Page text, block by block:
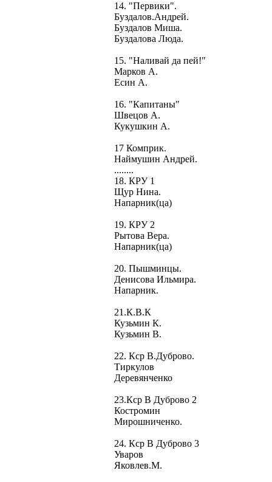
14. "Первики".
Буздалов.Андрей.
Буздалов Миша.
Буздалова Люда.
15. "Наливай да пей!"
Марков А.
Есин А.
16. "Капитаны"
Швецов А.
Кукушкин А.
17 Комприк.
Наймушин Андрей.
........
18. КРУ 1
Щур Нина.
Напарник(ца)
19. КРУ 2
Рытова Вера.
Напарник(ца)
20. Пышминцы.
Денисова Ильмира.
Напарник.
21.К.В.К
Кузьмин К.
Кузьмин В.
22. Кср В.Дуброво.
Тиркулов
Деревянченко
23.Кср В Дуброво 2
Костромин
Мирошниченко.
24. Кср В Дуброво 3
Уваров
Яковлев.М.